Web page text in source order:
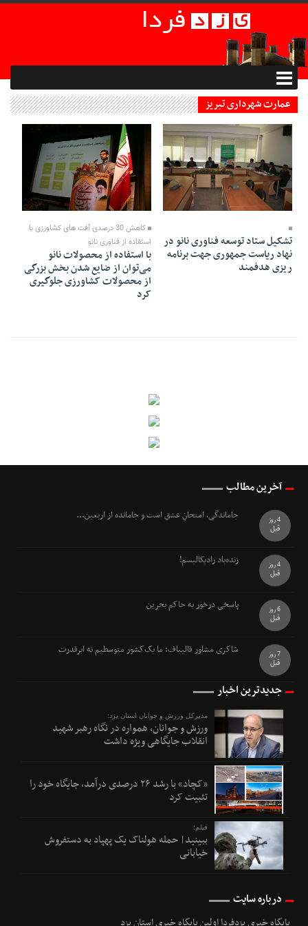
عمارت شهرداری تبریز
04 Azar 1394 - 14:29
تشکیل ستاد توسعه فناوری نانو در
نهاد ریاست جمهوری جهت برنامه
ریزی هدفمند
04 Azar 1394 - 14:24
کاهش 30 درصدی آفت های کشاورزی با
استفاده از فناوری نانو
با استفاده از محصولات نانو
می‌توان از ضایع شدن بخش بزرگی
از محصولات کشاورزی جلوگیری
کرد
آخرین مطالب
جاماندگی، امتحانِ عشق است و جامانده از اربعین...
4 روز
قبل
زنده‌باد رادیکالیسم!
4 روز
قبل
پاسخی درخور به حاکم بحرین
6 روز
قبل
شاکری مشاور قالیباف: ما یک‌کشور متوسطیم نه ابرقدرت
7 روز
قبل
جدیدترین اخبار
مدیرکل ورزش و جوانان استان یزد:
ورزش و جوانان، همواره در نگاه رهبر شهید
انقلاب جایگاهی ویژه داشت
«کچاد» با رشد ۲۶ درصدی درآمد، جایگاه خود را
تثبیت کرد
فیلم؛
ببینید| حمله هولناک یک پهپاد به دستفروش
خیابانی
درباره سایت